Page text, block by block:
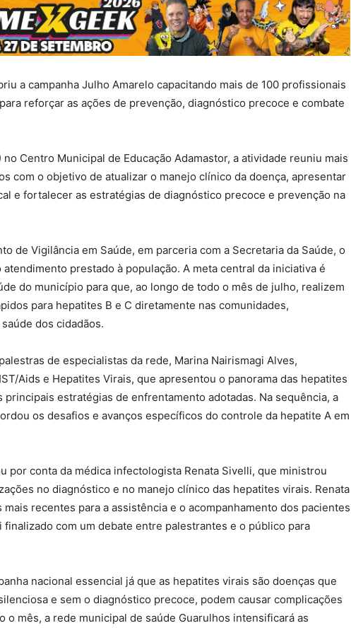
a campanha Julho Amarelo capacitando mais de 100 profissionais
reforçar as ações de prevenção, diagnóstico precoce e combate
Centro Municipal de Educação Adamastor, a atividade reuniu mais
com o objetivo de atualizar o manejo clínico da doença, apresentar
e fortalecer as estratégias de diagnóstico precoce e prevenção na
de Vigilância em Saúde, em parceria com a Secretaria da Saúde, o
prestado à população. A meta central da iniciativa é
do município para que, ao longo de todo o mês de julho, realizem
para hepatites B e C diretamente nas comunidades,
dos cidadãos.
de especialistas da rede, Marina Nairismagi Alves,
Aids e Hepatites Virais, que apresentou o panorama das hepatites
principais estratégias de enfrentamento adotadas. Na sequência, a
os desafios e avanços específicos do controle da hepatite A em
por conta da médica infectologista Renata Sivelli, que ministrou
no diagnóstico e no manejo clínico das hepatites virais. Renata
recentes para a assistência e o acompanhamento dos pacientes
finalizado com um debate entre palestrantes e o público para
nacional essencial já que as hepatites virais são doenças que
e sem o diagnóstico precoce, podem causar complicações
o mês, a rede municipal de saúde Guarulhos intensificará as